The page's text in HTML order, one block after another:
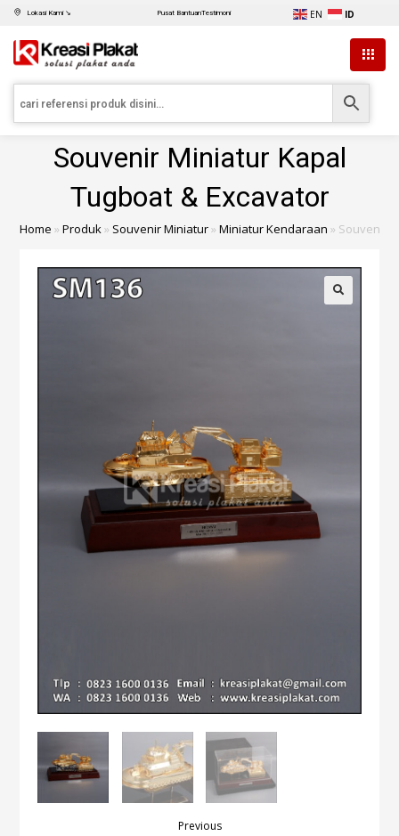
Lokasi Kami ↘ Pusat BantuanTestimoni EN ID
Souvenir Miniatur Kapal
Tugboat & Excavator
Home »Produk» Souvenir Miniatur»Miniatur Kendaraan » Souvenir
Previous